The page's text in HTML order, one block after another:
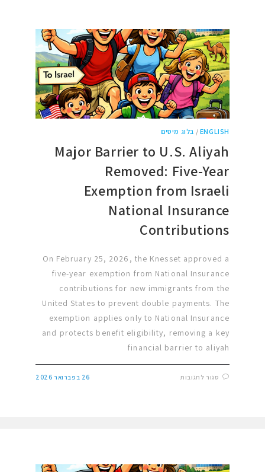
ENGLISH
/ בלוג מיסים
Major Barrier to U.S. Aliyah
Removed: Five-Year
Exemption from Israeli
National Insurance
Contributions
On February 25, 2026, the Knesset approved a
five-year exemption from National Insurance
contributions for new immigrants from the
United States to prevent double payments. The
exemption applies only to National Insurance
and protects benefit eligibility, removing a key
financial barrier to aliyah
סגור לתגובות 26 בפברואר 2026